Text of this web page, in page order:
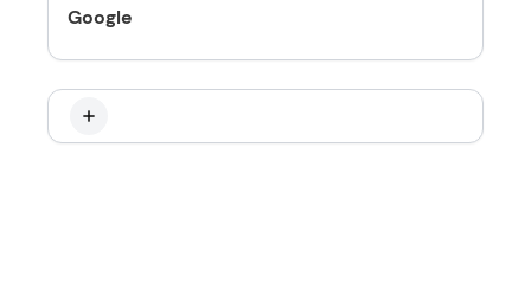
Google